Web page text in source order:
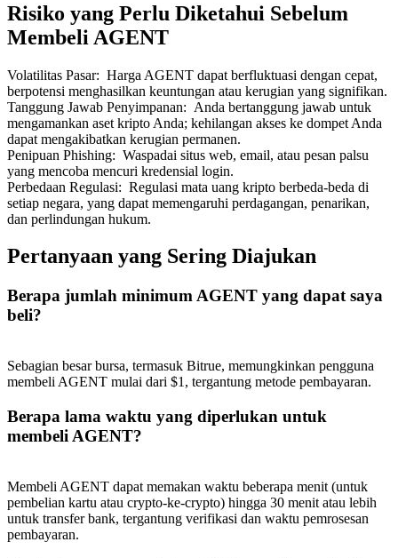
Risiko yang Perlu Diketahui Sebelum
Membeli AGENT
Volatilitas Pasar: Harga AGENT dapat berfluktuasi dengan cepat,
berpotensi menghasilkan keuntungan atau kerugian yang signifikan.
Tanggung Jawab Penyimpanan: Anda bertanggung jawab untuk
mengamankan aset kripto Anda; kehilangan akses ke dompet Anda
dapat mengakibatkan kerugian permanen.
Penipuan Phishing: Waspadai situs web, email, atau pesan palsu
yang mencoba mencuri kredensial login.
Perbedaan Regulasi: Regulasi mata uang kripto berbeda-beda di
setiap negara, yang dapat memengaruhi perdagangan, penarikan,
dan perlindungan hukum.
Pertanyaan yang Sering Diajukan
Berapa jumlah minimum AGENT yang dapat saya
beli?
Sebagian besar bursa, termasuk Bitrue, memungkinkan pengguna
membeli AGENT mulai dari $1, tergantung metode pembayaran.
Berapa lama waktu yang diperlukan untuk
membeli AGENT?
Membeli AGENT dapat memakan waktu beberapa menit (untuk
pembelian kartu atau crypto-ke-crypto) hingga 30 menit atau lebih
untuk transfer bank, tergantung verifikasi dan waktu pemrosesan
pembayaran.